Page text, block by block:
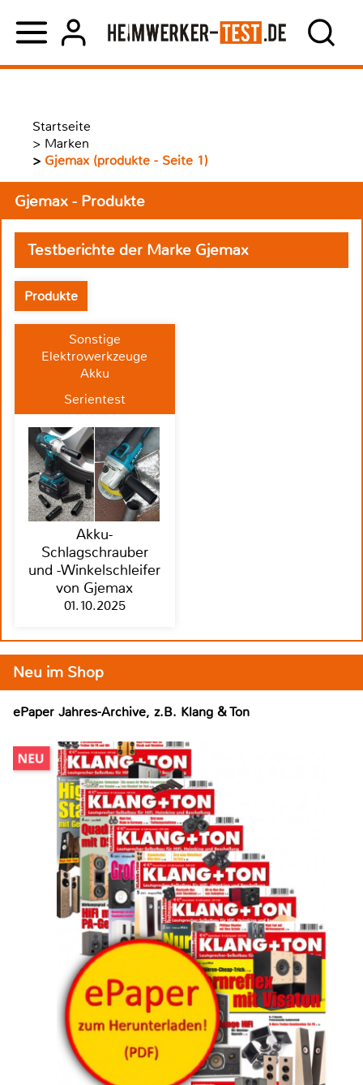
Startseite
> Marken
> Gjemax (produkte - Seite 1)
Gjemax - Produkte
Testberichte der Marke Gjemax
Produkte
Sonstige
Elektrowerkzeuge
Akku
Serientest
Akku-
Schlagschrauber
und -Winkelschleifer
von Gjemax
01.10.2025
Neu im Shop
ePaper Jahres-Archive, z.B. Klang & Ton